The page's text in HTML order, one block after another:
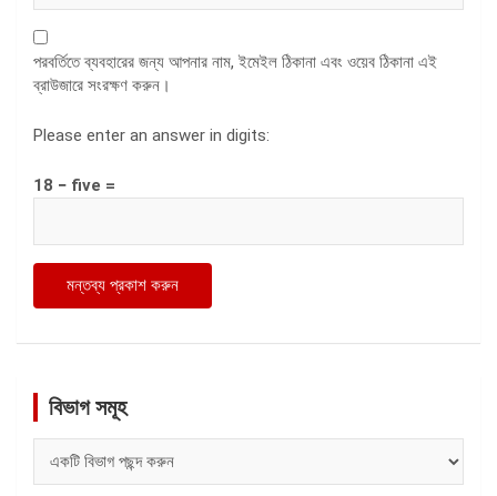
পরবর্তিতে ব্যবহারের জন্য আপনার নাম, ইমেইল ঠিকানা এবং ওয়েব ঠিকানা এই
ব্রাউজারে সংরক্ষণ করুন।
Please enter an answer in digits:
18 − five =
বিভাগ সমূহ
সমূহ